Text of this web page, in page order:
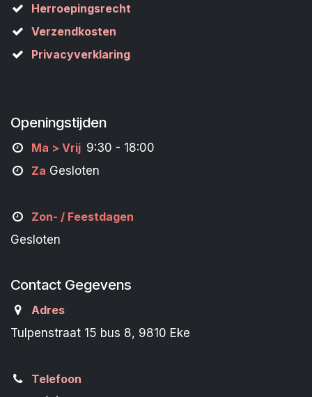
Herroepingsrecht
Verzendkosten
Privacyverklaring
Openingstijden
Ma > Vrij 9:30 - 18:00
Za Gesloten
Zon- / Feestdagen
Gesloten
Contact Gegevens
Adres
Tulpenstraat 15 bus 8, 9810 Eke
Telefoon